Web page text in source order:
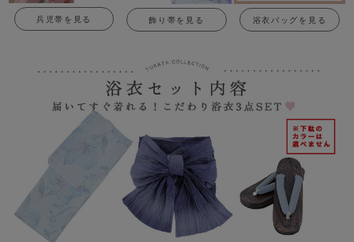
兵児帯を見る 飾り帯を見る 浴衣バッグを見る